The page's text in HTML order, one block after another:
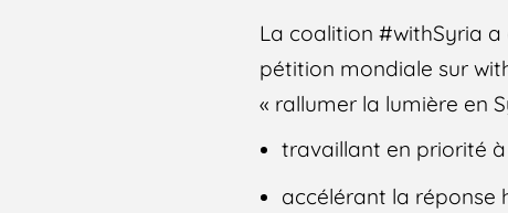
La coalition #withSyria
pétition mondiale sur
« rallumer la lumière en
travaillant en priorité
accélérant la réponse